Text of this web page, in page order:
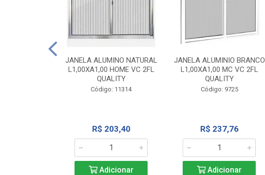
JANELA ALUMINO NATURAL
L1,00XA1,00 HOME VC 2FL
QUALITY
Código: 11314
R$ 203,40
Adicionar
JANELA ALUMINIO BRANCO
L1,00XA1,00 MC VC 2FL
QUALITY
Código: 9725
R$ 237,76
Adicionar